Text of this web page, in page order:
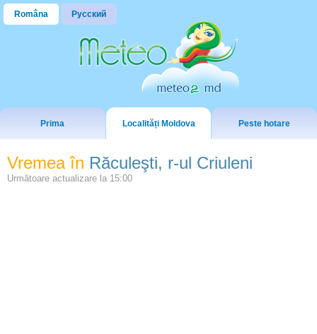
Româna Русский
Prima Localități Moldova Peste hotare
Vremea în Răculeşti, r-ul Criuleni
Următoare actualizare la 15:00